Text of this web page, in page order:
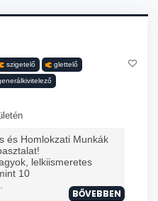
szigetelő glettelő
és Homlokzati Munkák
lelkiismeretes
10
BŐVEBBEN